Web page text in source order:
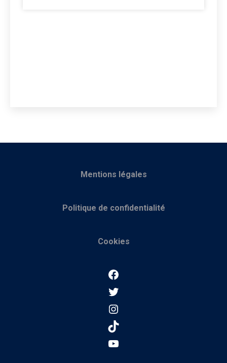
Mentions légales
Politique de confidentialité
Cookies
Facebook
Twitter
Instagram
TikTok
YouTube